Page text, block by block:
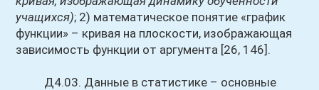
учащихся); 2) математическое понятие «график
функции» – кривая на плоскости, изображающая
зависимость функции от аргумента [26, 146].
Д4.03. Данные в статистике – основные